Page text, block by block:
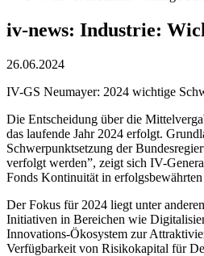
iv-news: Industrie:
26.06.2024
IV-GS Neumayer: 2024 wichtige
Die Entscheidung über die
das laufende Jahr 2024 erfolgt.
Schwerpunktsetzung der
verfolgt werden”, zeigt sich IV-
Fonds Kontinuität in
Der Fokus für 2024 liegt unter
Initiativen in Bereichen wie
Innovations-Ökosystem zur
Verfügbarkeit von Risikokapital für